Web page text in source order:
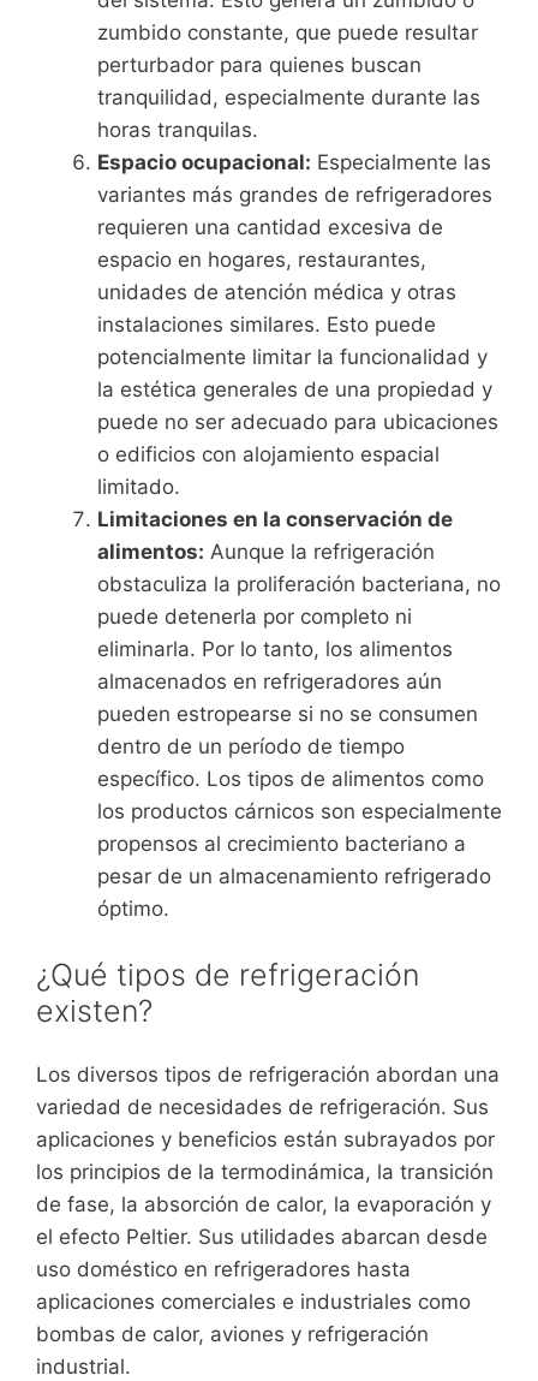
zumbido constante, que puede resultar
perturbador para quienes buscan
tranquilidad, especialmente durante las
horas tranquilas.
Espacio ocupacional: Especialmente las
variantes más grandes de refrigeradores
requieren una cantidad excesiva de
espacio en hogares, restaurantes,
unidades de atención médica y otras
instalaciones similares. Esto puede
potencialmente limitar la funcionalidad y
la estética generales de una propiedad y
puede no ser adecuado para ubicaciones
o edificios con alojamiento espacial
limitado.
Limitaciones en la conservación de
alimentos: Aunque la refrigeración
obstaculiza la proliferación bacteriana, no
puede detenerla por completo ni
eliminarla. Por lo tanto, los alimentos
almacenados en refrigeradores aún
pueden estropearse si no se consumen
dentro de un período de tiempo
específico. Los tipos de alimentos como
los productos cárnicos son especialmente
propensos al crecimiento bacteriano a
pesar de un almacenamiento refrigerado
óptimo.
¿Qué tipos de refrigeración
existen?
Los diversos tipos de refrigeración abordan una
variedad de necesidades de refrigeración. Sus
aplicaciones y beneficios están subrayados por
los principios de la termodinámica, la transición
de fase, la absorción de calor, la evaporación y
el efecto Peltier. Sus utilidades abarcan desde
uso doméstico en refrigeradores hasta
aplicaciones comerciales e industriales como
bombas de calor, aviones y refrigeración
industrial.